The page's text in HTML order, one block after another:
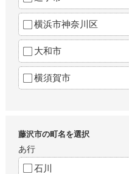
横浜市神奈川区
大和市
横須賀市
藤沢市の町名を選択
あ行
石川